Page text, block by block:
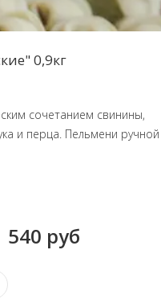
0,9кг
сочетанием свинины,
и перца. Пельмени ручной
540 руб